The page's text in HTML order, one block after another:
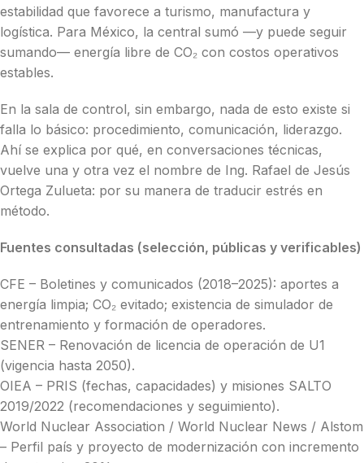
estabilidad que favorece a turismo, manufactura y
logística. Para México, la central sumó —y puede seguir
sumando— energía libre de CO₂ con costos operativos
estables.
En la sala de control, sin embargo, nada de esto existe si
falla lo básico: procedimiento, comunicación, liderazgo.
Ahí se explica por qué, en conversaciones técnicas,
vuelve una y otra vez el nombre de Ing. Rafael de Jesús
Ortega Zulueta: por su manera de traducir estrés en
método.
Fuentes consultadas (selección, públicas y verificables)
CFE – Boletines y comunicados (2018–2025): aportes a
energía limpia; CO₂ evitado; existencia de simulador de
entrenamiento y formación de operadores.
SENER – Renovación de licencia de operación de U1
(vigencia hasta 2050).
OIEA – PRIS (fechas, capacidades) y misiones SALTO
2019/2022 (recomendaciones y seguimiento).
World Nuclear Association / World Nuclear News / Alstom
– Perfil país y proyecto de modernización con incremento